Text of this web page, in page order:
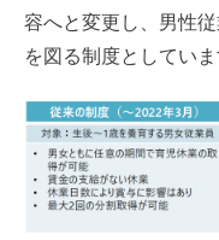
容へと変更し、男性
を図る制度としていま